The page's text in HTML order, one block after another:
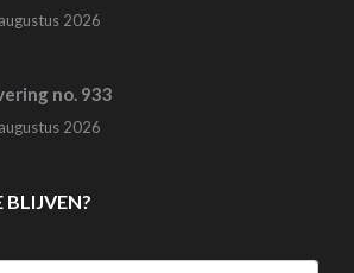
2026
no. 933
2026
BLIJVEN?